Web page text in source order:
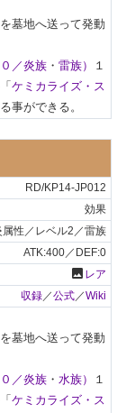
墓地へ送って発動
／炎族 ・ 雷族）
１
ケミカライズ・ス
事ができる。
RD/KP14-JP012
効果
属性／レベル2／雷族
ATK:400／DEF:0
photo レア
収録／公式／Wiki
墓地へ送って発動
／炎族 ・ 水族）
１
ケミカライズ・ス